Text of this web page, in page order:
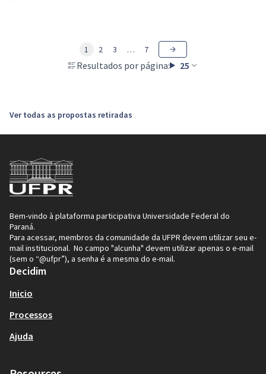
Resultados por página: 25
1 2 3 … 7
Ver todas as propostas retiradas
Bem-vindo à plataforma participativa Universidade Federal do
Paraná.
Para acessar, membros da comunidade da UFPR devem utilizar seu e-
mail institucional. No campo "alcunha" devem utilizar apenas o e-mail
(sem o “@ufpr”), a senha é a mesma do e-mail.
Decidim
Inicio
Processos
Ajuda